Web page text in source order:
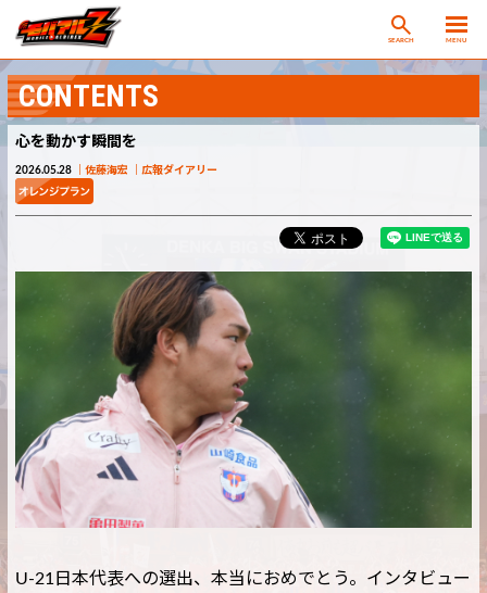
SEARCH MENU
CONTENTS
心を動かす瞬間を
2026.05.28 佐藤海宏 広報ダイアリー
U-21日本代表への選出、本当におめでとう。インタビュー